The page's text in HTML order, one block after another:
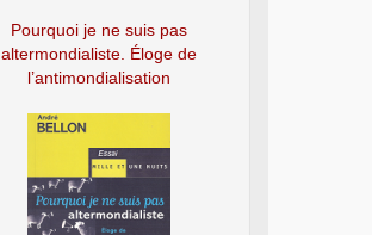
Pourquoi je ne suis pas
altermondialiste. Éloge de
l’antimondialisation